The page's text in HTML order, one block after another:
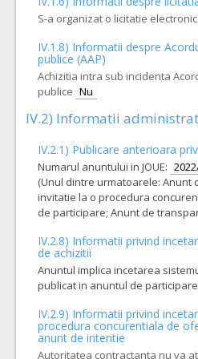
930,00 - 22.320,00 Leu
Formularul utilajelor
Achizitia se refera la un proiect
operatorilor economici sa
utliza in derularea contractului
COD CPV:
33141600-6 Recipiente si pungi
VALOAREA ESTIMATA FARA
386,80 - 9.283,20 Leu
Formularul utilajelor
Achizitia se refera la un proiect
operatorilor economici sa
Da Nu
12. Sac colector pentru coleostomie/
S-a organizat o licitatie
IV.1.8) Informatii despre
publice (AAP)
Achizitia intra sub incidenta
publice Nu
IV.2) Informatii
IV.2.1) Publicare anterioara
Numarul anuntului in JOUE:
(Unul dintre urmatoarele: Anunt
invitatie la o procedura
de participare; Anunt de
IV.2.8) Informatii privind
de achizitii
Anuntul implica incetarea
publicat in anuntul de
IV.2.9) Informatii privind
procedura concurentiala de
anunt de intentie
Autoritatea contractanta nu va